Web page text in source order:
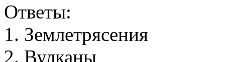
Ответы:
1. Землетрясения
2. Вулканы